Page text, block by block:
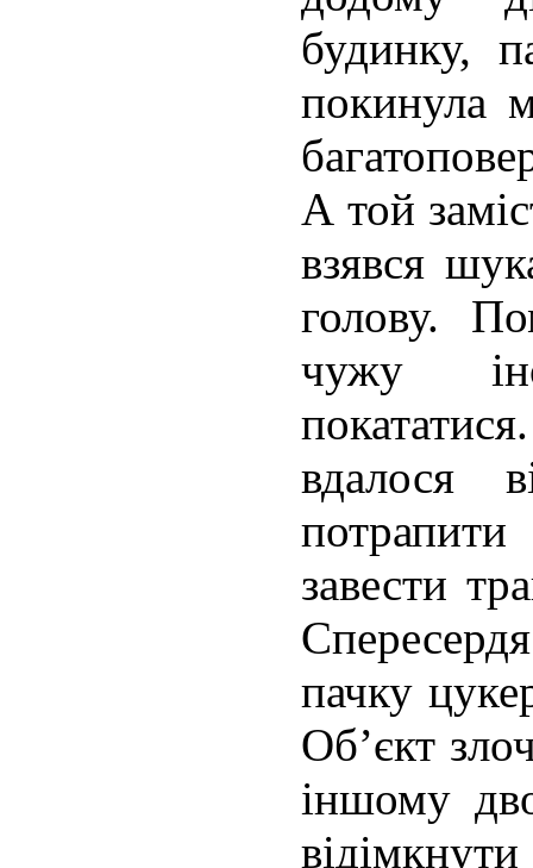
будинку,
покинула
А той
взявся
голову.
чужу
вдалося
завести
пачку
Об’єкт
іншому